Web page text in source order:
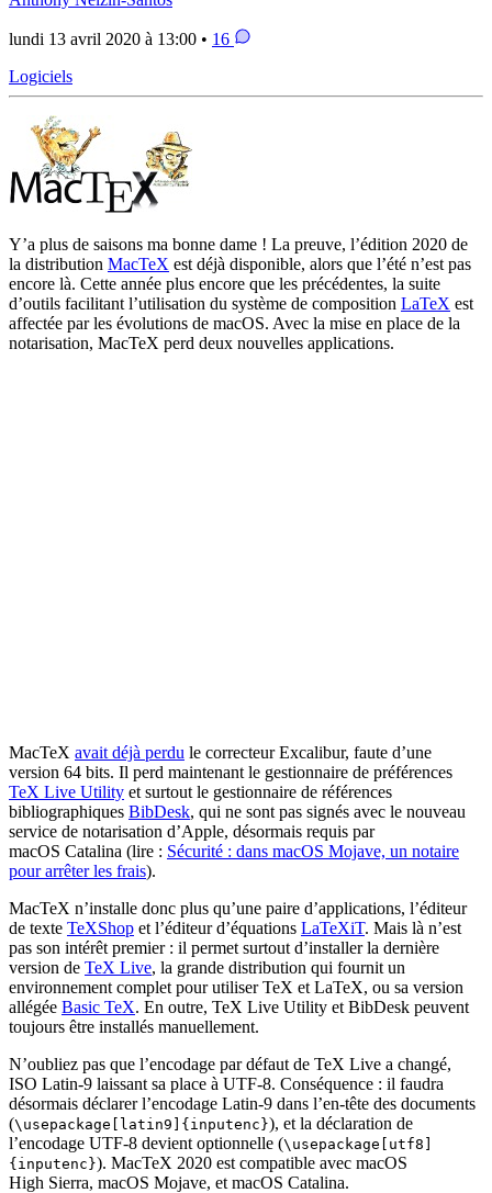
lundi 13 avril 2020 à 13:00 • 16
Logiciels
Y’a plus de saisons ma bonne dame ! La preuve, l’édition 2020 de
la distribution MacTeX est déjà disponible, alors que l’été n’est pas
encore là. Cette année plus encore que les précédentes, la suite
d’outils facilitant l’utilisation du système de composition LaTeX est
affectée par les évolutions de macOS. Avec la mise en place de la
notarisation, MacTeX perd deux nouvelles applications.
MacTeX avait déjà perdu le correcteur Excalibur, faute d’une
version 64 bits. Il perd maintenant le gestionnaire de préférences
TeX Live Utility et surtout le gestionnaire de références
bibliographiques BibDesk, qui ne sont pas signés avec le nouveau
service de notarisation d’Apple, désormais requis par
macOS Catalina (lire : Sécurité : dans macOS Mojave, un notaire
pour arrêter les frais).
MacTeX n’installe donc plus qu’une paire d’applications, l’éditeur
de texte TeXShop et l’éditeur d’équations LaTeXiT. Mais là n’est
pas son intérêt premier : il permet surtout d’installer la dernière
version de TeX Live, la grande distribution qui fournit un
environnement complet pour utiliser TeX et LaTeX, ou sa version
allégée Basic TeX. En outre, TeX Live Utility et BibDesk peuvent
toujours être installés manuellement.
N’oubliez pas que l’encodage par défaut de TeX Live a changé,
ISO Latin-9 laissant sa place à UTF-8. Conséquence : il faudra
désormais déclarer l’encodage Latin-9 dans l’en-tête des documents
(\usepackage[latin9]{inputenc}), et la déclaration de
l’encodage UTF-8 devient optionnelle (\usepackage[utf8]
{inputenc}). MacTeX 2020 est compatible avec macOS
High Sierra, macOS Mojave, et macOS Catalina.